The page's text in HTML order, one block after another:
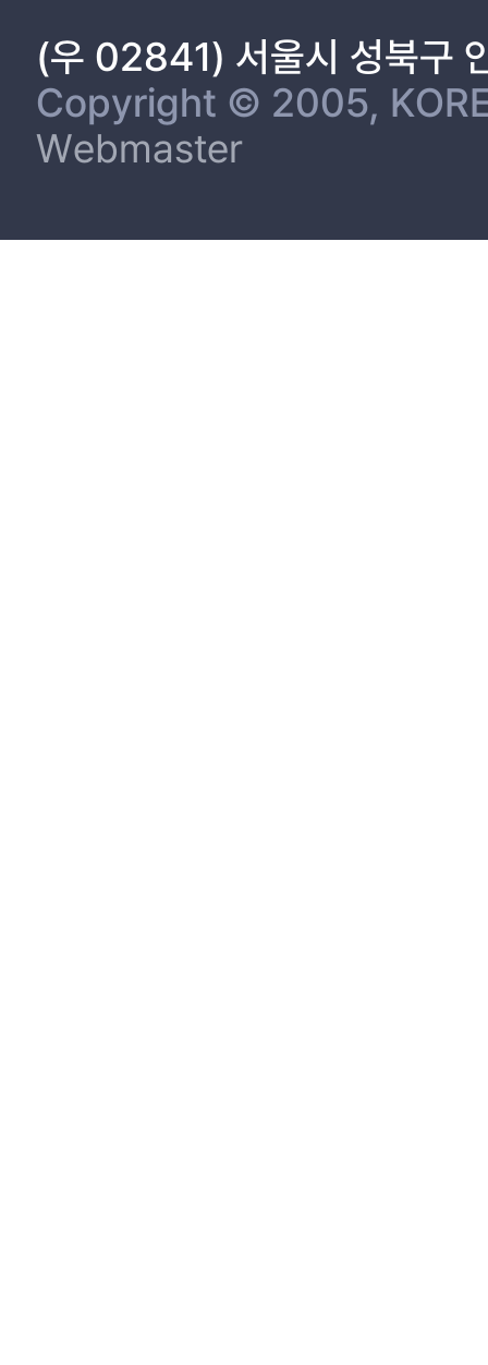
(우 02841) 서울시 성북구
Copyright © 2005,
Webmaster